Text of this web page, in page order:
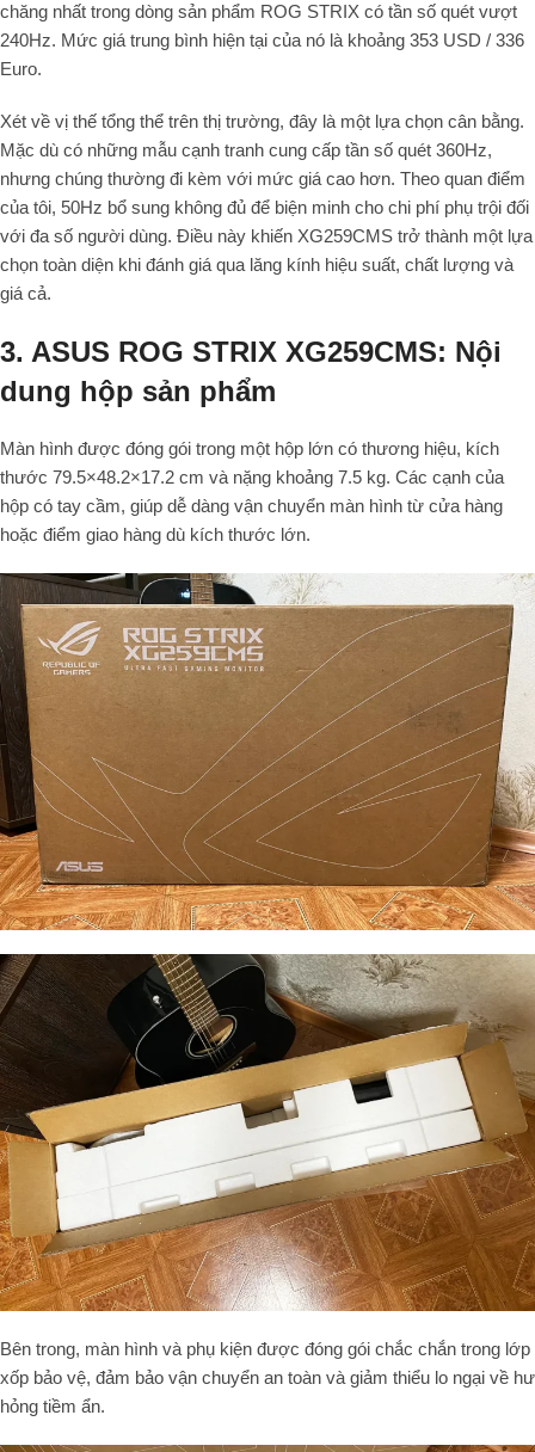
chăng nhất trong dòng sản phẩm ROG STRIX có tần số quét vượt
240Hz. Mức giá trung bình hiện tại của nó là khoảng 353 USD / 336
Euro.
Xét về vị thế tổng thể trên thị trường, đây là một lựa chọn cân bằng.
Mặc dù có những mẫu cạnh tranh cung cấp tần số quét 360Hz,
nhưng chúng thường đi kèm với mức giá cao hơn. Theo quan điểm
của tôi, 50Hz bổ sung không đủ để biện minh cho chi phí phụ trội đối
với đa số người dùng. Điều này khiến XG259CMS trở thành một lựa
chọn toàn diện khi đánh giá qua lăng kính hiệu suất, chất lượng và
giá cả.
3. ASUS ROG STRIX XG259CMS: Nội
dung hộp sản phẩm
Màn hình được đóng gói trong một hộp lớn có thương hiệu, kích
thước 79.5×48.2×17.2 cm và nặng khoảng 7.5 kg. Các cạnh của
hộp có tay cầm, giúp dễ dàng vận chuyển màn hình từ cửa hàng
hoặc điểm giao hàng dù kích thước lớn.
Bên trong, màn hình và phụ kiện được đóng gói chắc chắn trong lớp
xốp bảo vệ, đảm bảo vận chuyển an toàn và giảm thiểu lo ngại về hư
hỏng tiềm ẩn.